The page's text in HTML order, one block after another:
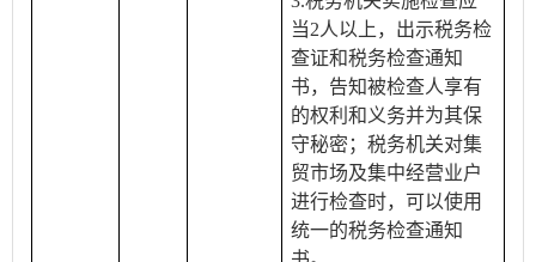
当2人以上，出示税务检
查证和税务检查通知
书，告知被检查人享有
的权利和义务并为其保
守秘密；税务机关对集
贸市场及集中经营业户
进行检查时，可以使用
统一的税务检查通知